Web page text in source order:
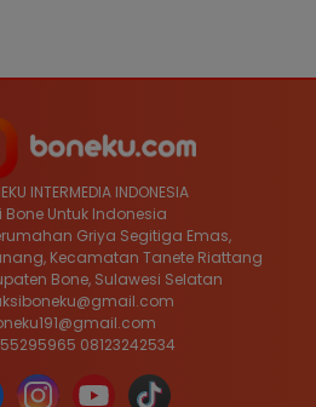
INTERMEDIA INDONESIA
Bone Untuk Indonesia
Griya Segitiga Emas,
Kecamatan Tanete Riattang
Bone, Sulawesi Selatan
08123242534